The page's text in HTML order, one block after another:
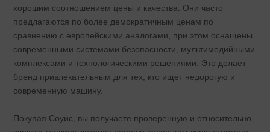
хорошим соотношением цены и качества. Они часто
предлагаются по более демократичным ценам по
сравнению с европейскими аналогами, при этом оснащены
современными системами безопасности, мультимедийными
комплексами и технологическими решениями. Это делает
бренд привлекательным для тех, кто ищет недорогую и
современную машину.
Покупая Соуис, вы получаете проверенную и относительно